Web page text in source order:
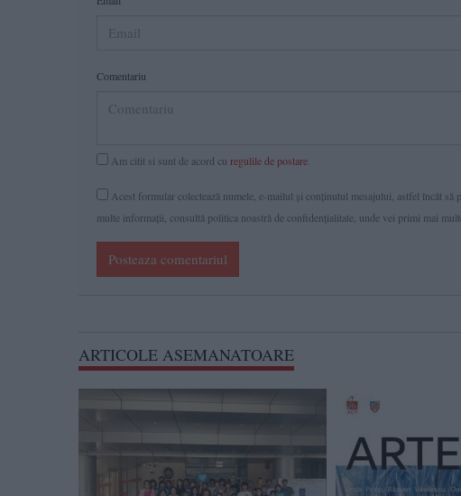
Comentariu
Am citit si sunt de acord cu regulile de postare
Acest formular colectează numele, e-mailul şi conținutul mesajului, astfel încât
multe informaţii, consultă politica noastră de confidenţialitate, unde vei primi mai
Posteaza comentariul
ARTICOLE ASEMANATOARE